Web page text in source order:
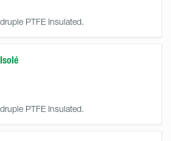
PTFE Insulated.
PTFE Insulated.